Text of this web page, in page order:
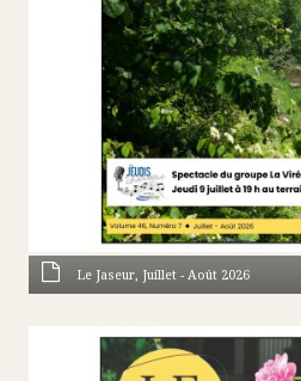
Le Jaseur, Juillet - Août 2026